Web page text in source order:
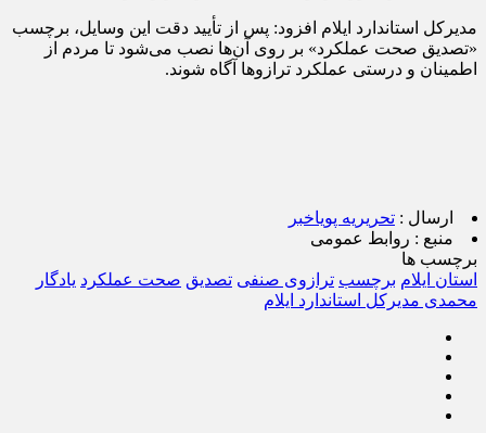
مدیرکل استاندارد ایلام افزود: پس از تأیید دقت این وسایل، برچسب
«تصدیق صحت عملکرد» بر روی آن‌ها نصب می‌شود تا مردم از
اطمینان و درستی عملکرد ترازوها آگاه شوند.
ارسال : تحریریه پویاخبر
منبع : روابط عمومی
برچسب ها
استان ایلام برچسب ترازوی صنفی تصدیق صحت عملکرد یادگار
محمدی مدیرکل استاندارد ایلام